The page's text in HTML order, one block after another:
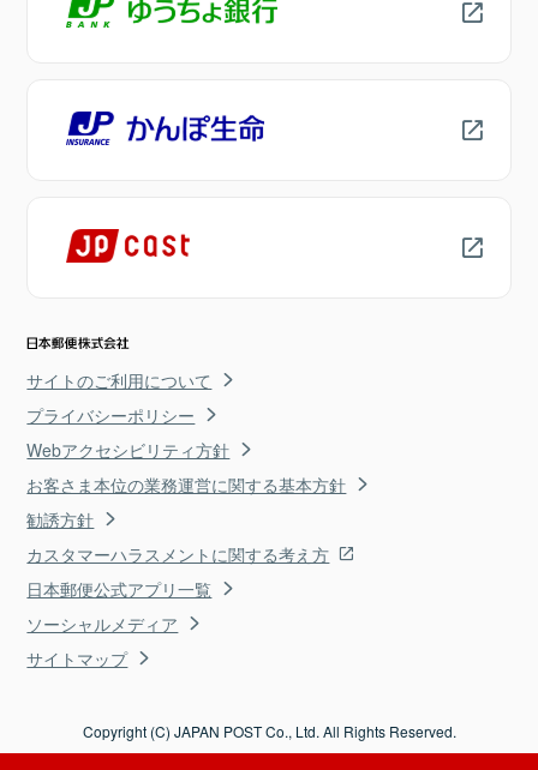
サイトのご利用について
プライバシーポリシー
Webアクセシビリティ方針
お客さま本位の業務運営に関する基本方針
勧誘方針
カスタマーハラスメントに関する考え方
日本郵便公式アプリ一覧
ソーシャルメディア
サイトマップ
Copyright (C) JAPAN POST Co., Ltd. All Rights Reserved.